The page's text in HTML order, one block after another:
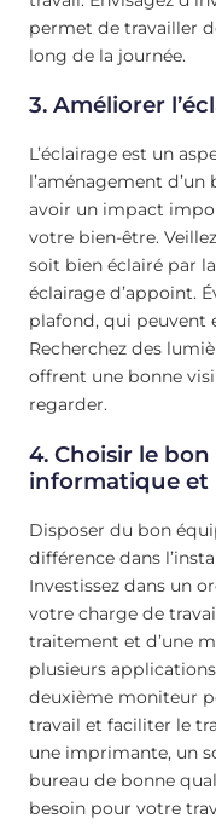
permet de travailler
long de la journée.
3. Améliorer
L’éclairage est un
l’aménagement
avoir un impact
votre bien-être.
soit bien éclairé par
éclairage d’appoint.
plafond, qui peuvent
Recherchez des
offrent une bonne
regarder.
4. Choisir le
informatique
Disposer du bon
différence dans
Investissez dans un
votre charge de
traitement et d’une
plusieurs
deuxième moniteur
travail et faciliter le
une imprimante, un
bureau de bonne
besoin pour votre